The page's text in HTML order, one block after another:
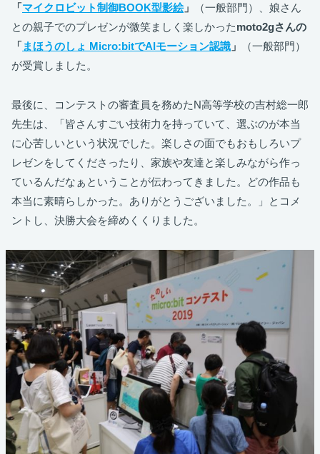
「マイクロビット制御BOOK型影絵」
（一般部門）、娘さん
との親子でのプレゼンが微笑ましく楽しかったmoto2gさんの
「 まほうのしょ Micro:bitでAIモーション認識 」
（一般部門）
が受賞しました。
最後に、コンテストの審査員を務めたN高等学校の吉村総一郎
先生は、「皆さんすごい技術力を持っていて、選ぶのが本当
に心苦しいという状況でした。楽しさの面でもおもしろいプ
レゼンをしてくださったり、家族や友達と楽しみながら作っ
ているんだなぁということが伝わってきました。どの作品も
本当に素晴らしかった。ありがとうございました。」とコメ
ントし、決勝大会を締めくくりました。